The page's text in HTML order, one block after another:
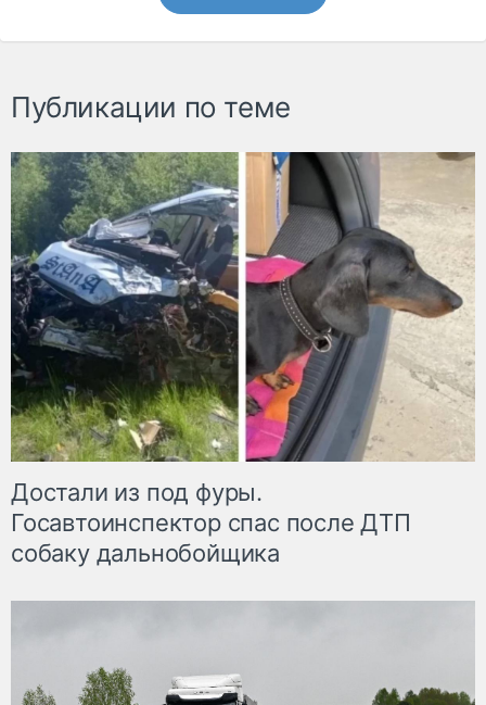
Публикации по теме
Достали из под фуры.
Госавтоинспектор спас после ДТП
собаку дальнобойщика